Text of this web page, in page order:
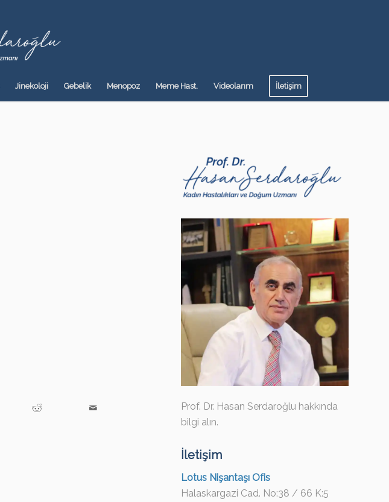
Jinekoloji Gebelik Menopoz Meme Hast. Videolarım İletişim
Prof. Dr. Hasan Serdaroğlu hakkında
bilgi alın.
İletişim
Lotus Nişantaşı Ofis
Halaskargazi Cad. No:38 / 66 K:5